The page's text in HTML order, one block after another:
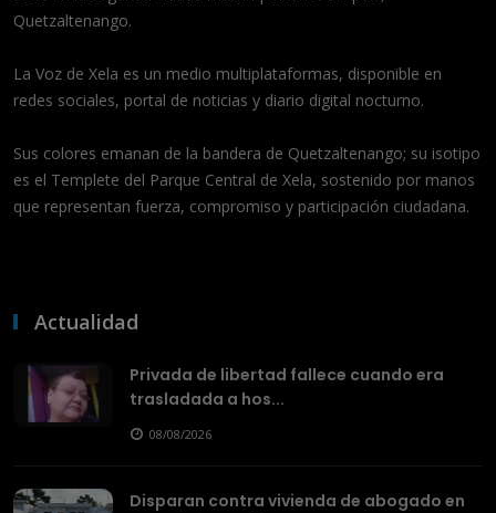
Quetzaltenango.
La Voz de Xela es un medio multiplataformas, disponible en
redes sociales, portal de noticias y diario digital nocturno.
Sus colores emanan de la bandera de Quetzaltenango; su isotipo
es el Templete del Parque Central de Xela, sostenido por manos
que representan fuerza, compromiso y participación ciudadana.
Actualidad
Privada de libertad fallece cuando era
trasladada a hos...
08/08/2026
Disparan contra vivienda de abogado en